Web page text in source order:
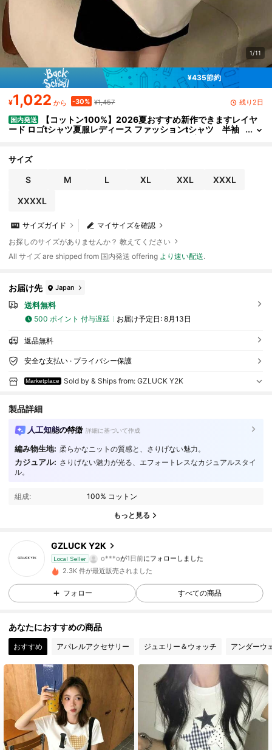
1/11
¥435節約
¥1,022 から -30% ¥1,457 残り2日
国内発送
【コットン100%】2026夏おすすめ新作できますレイヤ
ード ロゴtシャツ夏服レディース ファッションtシャツ 半袖
サイズ
S M L XL XXL XXXL
XXXXL
マイサイズを確認
サイズガイド
お探しのサイズがありませんか？ 教えてください
All サイズ are shipped from 国内発送 offering より速い配送.
お届け先 Japan
送料無料
500 ポイント 付与遅延 お届け予定日: 8月13日
返品無料
安全な支払い · プライバシー保護
Marketplace Sold by & Ships from: GZLUCK Y2K
製品詳細
人工知能の特徴 詳細に基づいて作成
編み物生地: 柔らかなニットの質感と、さりげない魅力。
カジュアル: さりげない魅力が光る、エフォートレスなカジュアルスタイ
ル。
組成: 100% コットン
もっと見る
GZLUCK Y2K
Local Seller
4.69 37 フォロワー
4.69 37 フォロワー
4.69 37 フォロワー
37 フォロワー
4.69 37 フォロワー
37 フォロワー
4.69 37 フォロワー
4.69 37 フォロワー
2.3K 件が最近販売されました
フォロー すべての商品
あなたにおすすめの商品
おすすめ アパレルアクセサリー ジュエリー＆ウォッチ アンダーウ